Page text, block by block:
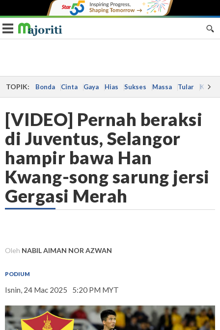
Toggle navigation
TOPIK: Bonda Cinta Gaya Hias Sukses Massa Tular Kes
[VIDEO] Pernah beraksi
di Juventus, Selangor
hampir bawa Han
Kwang-song sarung jersi
Gergasi Merah
Oleh NABIL AIMAN NOR AZWAN
PODIUM
Isnin, 24 Mac 2025 5:20 PM MYT